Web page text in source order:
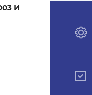
И